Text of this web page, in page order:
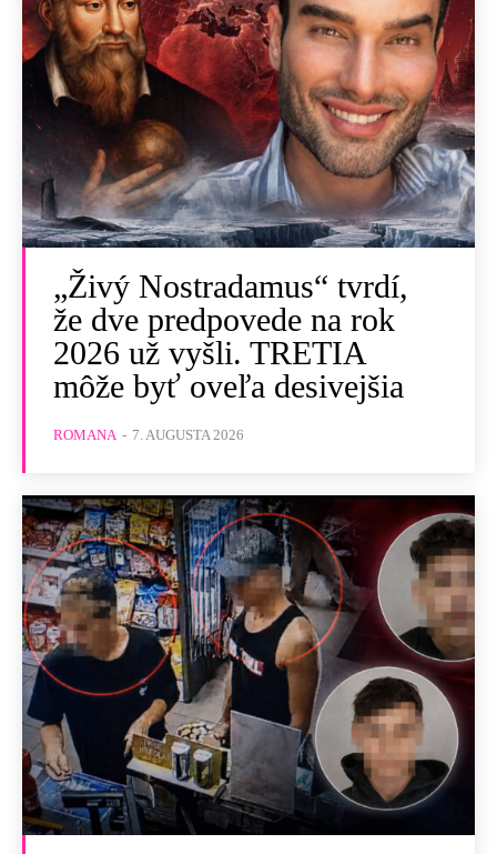
„Živý Nostradamus“ tvrdí,
že dve predpovede na rok
2026 už vyšli. TRETIA
môže byť oveľa desivejšia
ROMANA - 7. AUGUSTA 2026